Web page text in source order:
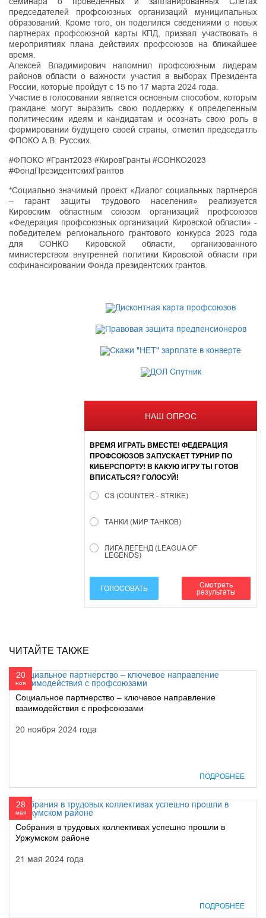
председателей профсоюзных организаций муниципальных
образований. Кроме того, он поделился сведениями о новых
партнерах профсоюзной карты КПД, призвал участвовать в
мероприятиях плана действиях профсоюзов на ближайшее
время.
Алексей Владимирович напомнил профсоюзным лидерам
районов области о важности участия в выборах Президента
России, которые пройдут с 15 по 17 марта 2024 года.
Участие в голосовании является основным способом, которым
граждане могут выразить свою поддержку к определенным
политическим идеям и кандидатам и осознать свою роль в
формировании будущего своей страны, отметил председатль
ФПОКО А.В. Русских.
#ФПОКО #Грант2023 #КировГранты #СОНКО2023
#ФондПрезидентскихГрантов
*Социально значимый проект «Диалог социальных партнеров
– гарант защиты трудового населения» реализуется
Кировским областным союзом организаций профсоюзов
«Федерация профсоюзных организаций Кировской области» -
победителем регионального грантового конкурса 2023 года
для СОНКО Кировской области, организованного
министерством внутренней политики Кировской области при
софинансировании Фонда президентских грантов.
НАШ ОПРОС
ВРЕМЯ ИГРАТЬ ВМЕСТЕ! ФЕДЕРАЦИЯ
ПРОФСОЮЗОВ ЗАПУСКАЕТ ТУРНИР ПО
КИБЕРСПОРТУ! В КАКУЮ ИГРУ ТЫ ГОТОВ
ВПИСАТЬСЯ? ГОЛОСУЙ!
CS (COUNTER - STRIKE)
ТАНКИ (МИР ТАНКОВ)
ЛИГА ЛЕГЕНД (LEAGUA OF
LEGENDS)
ГОЛОСОВАТЬ
Смотреть
результаты
ЧИТАЙТЕ ТАКЖЕ
20
ноя
Социальное партнерство – ключевое направление
взаимодействия с профсоюзами
20 ноября 2024 года
ПОДРОБНЕЕ
28
мая
Собрания в трудовых коллективах успешно прошли в
Уржумском районе
21 мая 2024 года
ПОДРОБНЕЕ